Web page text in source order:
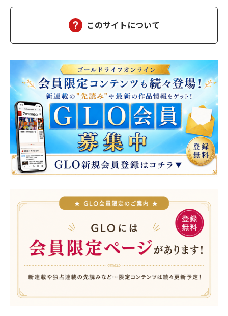
塞ぐわけにもいかない。「仲の良い子もおらず、ず…
このサイトについて